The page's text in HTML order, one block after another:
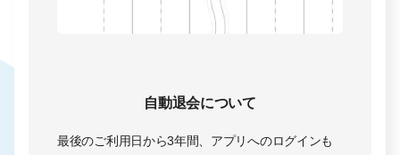
自動退会について
最後のご利用日から3年間、アプリへのログインも